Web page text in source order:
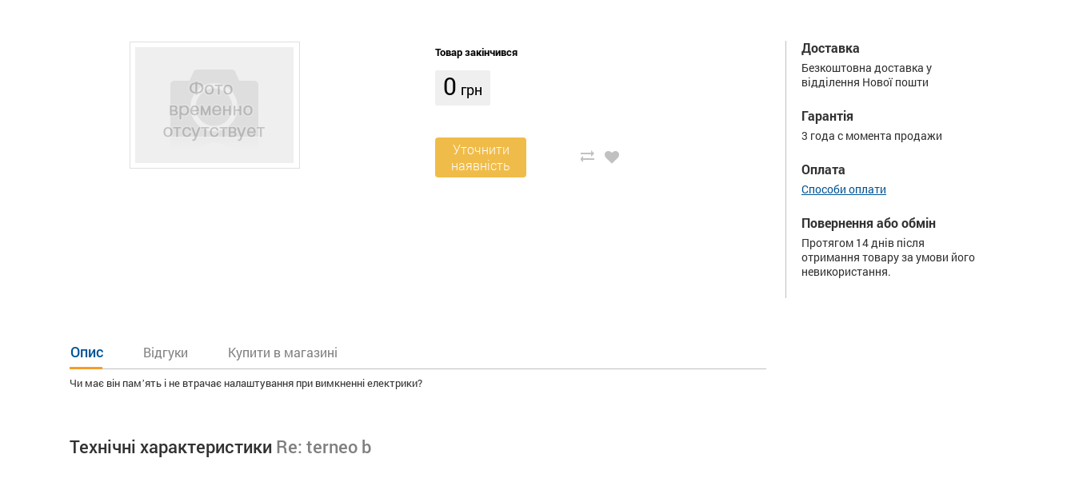
Товар закінчився
0 грн
Уточнити
наявність
Доставка
Безкоштовна доставка у
відділення Нової пошти
Гарантія
3 года с момента продажи
Оплата
Способи оплати
Повернення або обмін
Протягом 14 днів після
отримання товару за умови його
невикористання.
Опис Відгуки Купити в магазині
Чи має він памʼять і не втрачає налаштування при вимкненні електрики?
Технічні характеристики Re: terneo b